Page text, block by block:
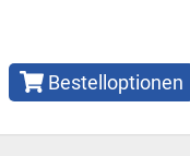
Bestelloptionen